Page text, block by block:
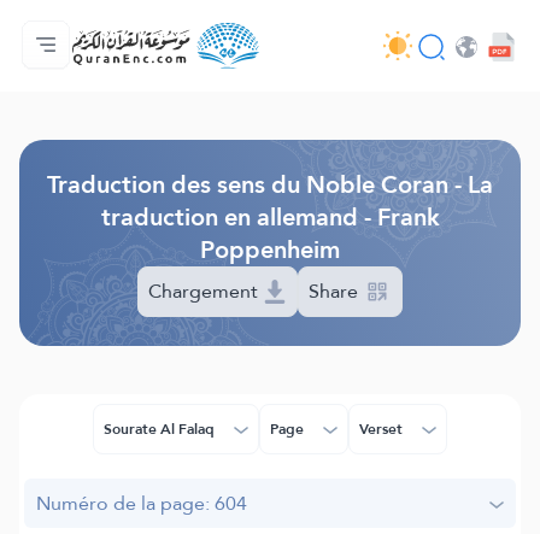
Accueil
Index des traductions
Audio
Services des développeurs du site - API
Autour du projet
Nous contacter
Langue
Traduction des sens du Noble Coran - La
traduction en allemand - Frank
Poppenheim
Chargement Share
Sourate Al Falaq Page Verset
Numéro de la page: 604